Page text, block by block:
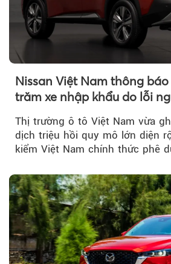
Nissan Việt Nam thông
trăm xe nhập khẩu do lỗi
Thị trường ô tô Việt Nam vừa
dịch triệu hồi quy mô lớn diện
kiểm Việt Nam chính thức phê